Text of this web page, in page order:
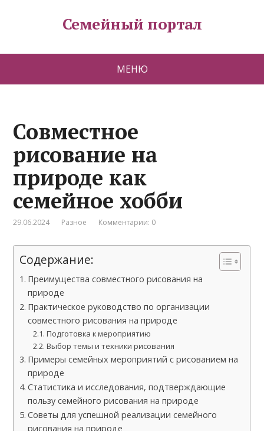
Семейный портал
МЕНЮ
Совместное
рисование на
природе как
семейное хобби
29.06.2024 Разное Комментарии: 0
Содержание:
Преимущества совместного рисования на
природе
Практическое руководство по организации
совместного рисования на природе
Подготовка к мероприятию
Выбор темы и техники рисования
Примеры семейных мероприятий с рисованием на
природе
Статистика и исследования, подтверждающие
пользу семейного рисования на природе
Советы для успешной реализации семейного
рисования на природе